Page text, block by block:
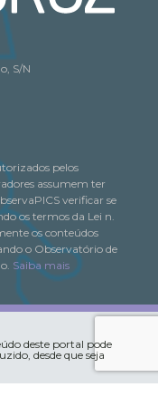
S/N
pelos
assumem ter
verificar se
os termos da Lei n.
os conteúdos
o Observatório de
Saiba mais
deste portal pode
desde que seja